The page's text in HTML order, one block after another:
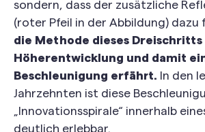
sondern, dass der zusätzliche
(roter Pfeil in der Abbildung) dazu
die Methode dieses Dreischritts
Höherentwicklung und damit
Beschleunigung erfährt. In den
Jahrzehnten ist diese
„Innovationsspirale“ innerhalb
deutlich erlebbar.